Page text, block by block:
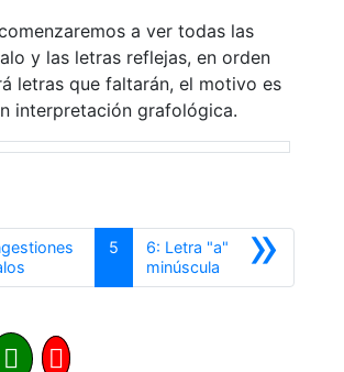
a ver todas las
y las letras reflejas, en orden
letras que faltarán, el motivo es
interpretación grafológica.
5 »
6: Letra "a"
minúsculaSiguiente